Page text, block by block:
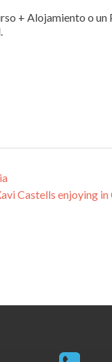
+ Alojamiento o un
Castells enjoying in